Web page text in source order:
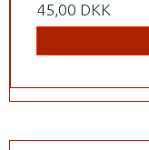
45,00 DKK